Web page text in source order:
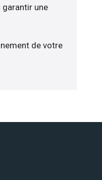
une
de votre